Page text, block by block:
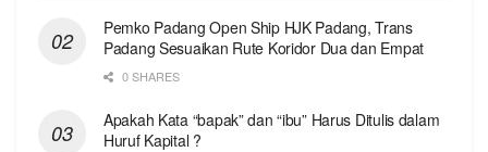
Pemko Padang Open Ship HJK Padang, Trans
Padang Sesuaikan Rute Koridor Dua dan Empat
0 SHARES
Apakah Kata “bapak” dan “ibu” Harus Ditulis dalam
Huruf Kapital ?